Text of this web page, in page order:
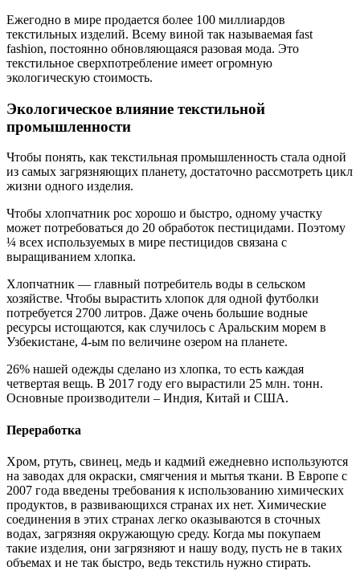
Ежегодно в мире продается более 100 миллиардов
текстильных изделий. Всему виной так называемая fast
fashion, постоянно обновляющаяся разовая мода. Это
текстильное сверхпотребление имеет огромную
экологическую стоимость.
Экологическое влияние текстильной
промышленности
Чтобы понять, как текстильная промышленность стала одной
из самых загрязняющих планету, достаточно рассмотреть цикл
жизни одного изделия.
Чтобы хлопчатник рос хорошо и быстро, одному участку
может потребоваться до 20 обработок пестицидами. Поэтому
¼ всех используемых в мире пестицидов связана с
выращиванием хлопка.
Хлопчатник — главный потребитель воды в сельском
хозяйстве. Чтобы вырастить хлопок для одной футболки
потребуется 2700 литров. Даже очень большие водные
ресурсы истощаются, как случилось с Аральским морем в
Узбекистане, 4-ым по величине озером на планете.
26% нашей одежды сделано из хлопка, то есть каждая
четвертая вещь. В 2017 году его вырастили 25 млн. тонн.
Основные производители – Индия, Китай и США.
Переработка
Хром, ртуть, свинец, медь и кадмий ежедневно используются
на заводах для окраски, смягчения и мытья ткани. В Европе с
2007 года введены требования к использованию химических
продуктов, в развивающихся странах их нет. Химические
соединения в этих странах легко оказываются в сточных
водах, загрязняя окружающую среду. Когда мы покупаем
такие изделия, они загрязняют и нашу воду, пусть не в таких
объемах и не так быстро, ведь текстиль нужно стирать.